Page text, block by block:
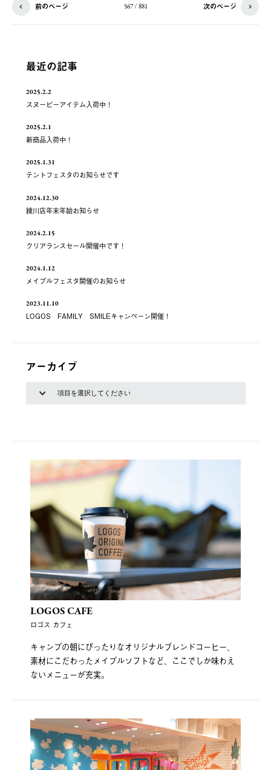
前のページ 567 / 881 次のページ
最近の記事
2025.2.2
スヌーピーアイテム入荷中！
2025.2.1
新商品入荷中！
2025.1.31
テントフェスタのお知らせです
2024.12.30
綾川店年末年始お知らせ
2024.2.15
クリアランスセール開催中です！
2024.1.12
メイプルフェスタ開催のお知らせ
2023.11.10
LOGOS FAMILY SMILEキャンペーン開催！
アーカイブ
LOGOS CAFE
ロゴス カフェ
キャンプの朝にぴったりなオリジナルブレンドコーヒー、
素材にこだわったメイプルソフトなど、ここでしか味わえ
ないメニューが充実。